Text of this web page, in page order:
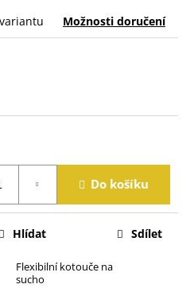
Možnosti doručení
Do košíku
Flexibilní kotouče na
sucho
Hlídat Sdílet